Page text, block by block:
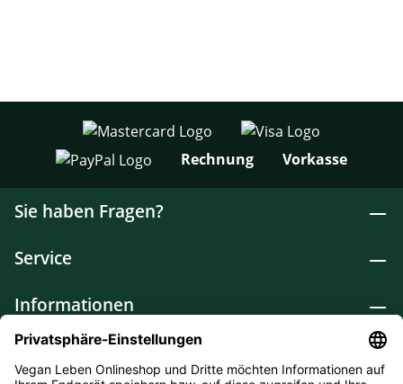
Rechnung Vorkasse
Sie haben Fragen?
Service
Informationen
Lebensmittel